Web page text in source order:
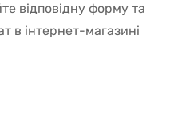
відповідну форму та
в інтернет-магазині